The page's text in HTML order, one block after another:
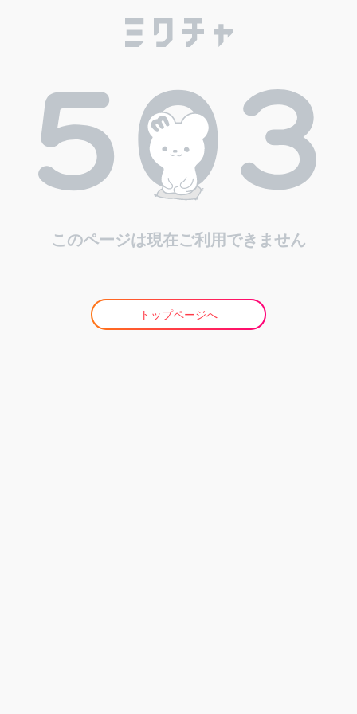
このページは現在ご利用できません